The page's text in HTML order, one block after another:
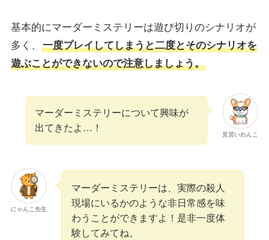
基本的にマーダーミステリーは遊び切りのシナリオが
多く、
一度プレイしてしまうと二度とそのシナリオを
遊ぶことができないので注意しましょう。
見習いわんこ
マーダーミステリーについて興味が
出てきたよ…！
にゃんこ先生
マーダーミステリーは、実際の殺人
現場にいるかのような非日常感を味
わうことができますよ！是非一度体
験してみてね。